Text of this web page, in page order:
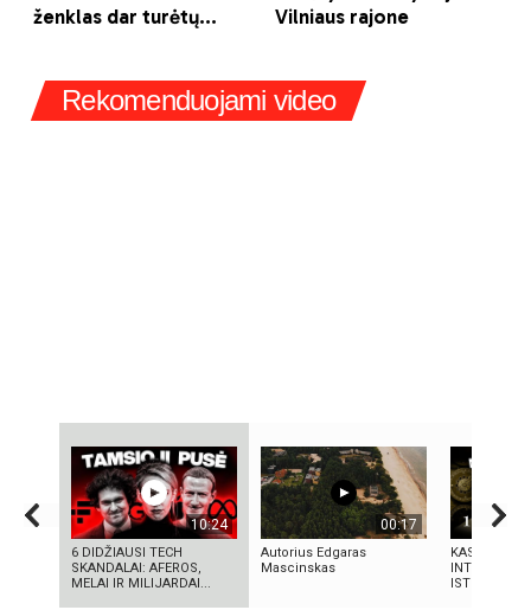
Rekomenduojami video
10:24
6 DIDŽIAUSI TECH
SKANDALAI: AFEROS,
MELAI IR MILIJARDAI...
00:17
Autorius Edgaras
Mascinskas
KAS
INTELEKTĄ?
ISTORIJA IR